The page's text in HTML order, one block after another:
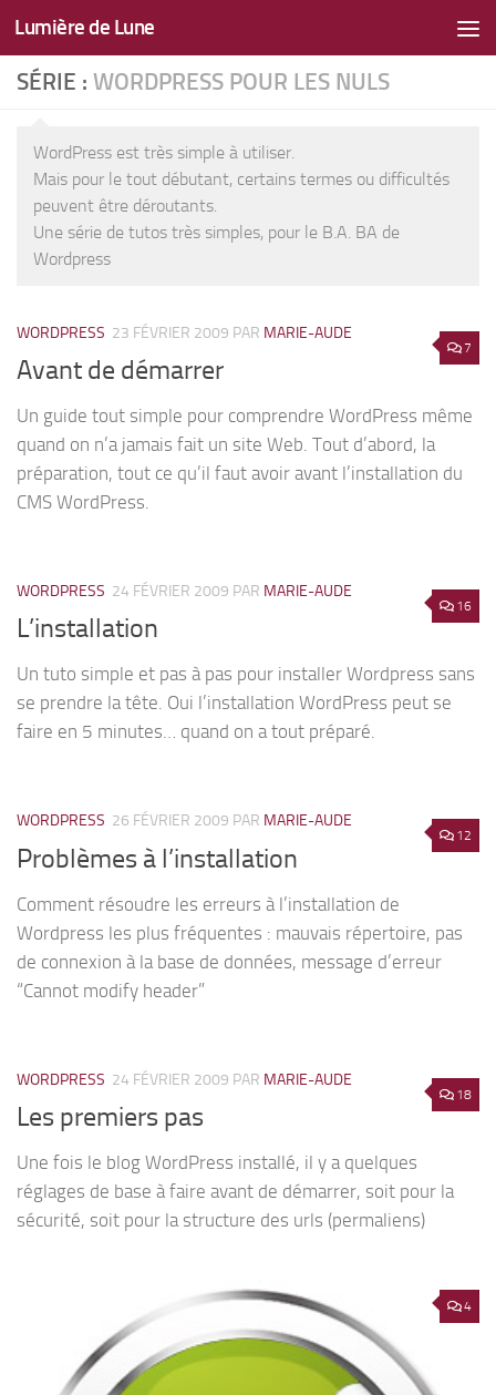
Skip to content
Lumière de Lune
SÉRIE : WORDPRESS POUR LES NULS
WordPress est très simple à utiliser.
Mais pour le tout débutant, certains termes ou difficultés
peuvent être déroutants.
Une série de tutos très simples, pour le B.A. BA de
Wordpress
7
WORDPRESS 23 FÉVRIER 2009 PAR MARIE-AUDE
Avant de démarrer
Un guide tout simple pour comprendre WordPress même
quand on n’a jamais fait un site Web. Tout d’abord, la
préparation, tout ce qu’il faut avoir avant l’installation du
CMS WordPress.
16
WORDPRESS 24 FÉVRIER 2009 PAR MARIE-AUDE
L’installation
Un tuto simple et pas à pas pour installer Wordpress sans
se prendre la tête. Oui l’installation WordPress peut se
faire en 5 minutes… quand on a tout préparé.
12
WORDPRESS 26 FÉVRIER 2009 PAR MARIE-AUDE
Problèmes à l’installation
Comment résoudre les erreurs à l’installation de
Wordpress les plus fréquentes : mauvais répertoire, pas
de connexion à la base de données, message d’erreur
“Cannot modify header”
18
WORDPRESS 24 FÉVRIER 2009 PAR MARIE-AUDE
Les premiers pas
Une fois le blog WordPress installé, il y a quelques
réglages de base à faire avant de démarrer, soit pour la
sécurité, soit pour la structure des urls (permaliens)
4